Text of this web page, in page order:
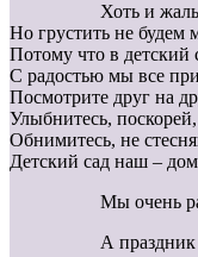
Хоть и жаль
Но грустить не будем
Потому что в
С радостью мы все
Посмотрите друг на
Улыбнитесь, поскорей,
Обнимитесь, не
Детский сад наш –
Мы очень рады
А праздник наш